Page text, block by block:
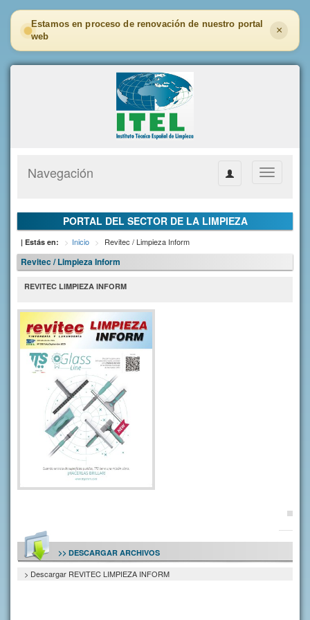
Estamos en proceso de renovación de nuestro portal
web
×
Toggle
Navegación
PORTAL DEL SECTOR DE LA LIMPIEZA
| Estás en: Inicio Revitec / Limpieza Inform
Revitec / Limpieza Inform
REVITEC LIMPIEZA INFORM
>> DESCARGAR ARCHIVOS
> Descargar REVITEC LIMPIEZA INFORM